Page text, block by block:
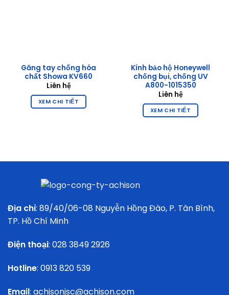
Găng tay chống hóa
chất Showa KV660
Liên hệ
XEM CHI TIẾT
Kính bảo hộ Honeywell
chống bụi, chống UV
A800-1015350
Liên hệ
XEM CHI TIẾT
Địa chỉ: 89/40/06-08 Nguyễn Hồng Đào, P. Tân Bình,
TP. Hồ Chí Minh
Điện thoại: 028 3849 2926
Hotline: 0913 820 539
Email: achisonjsc@achison.com